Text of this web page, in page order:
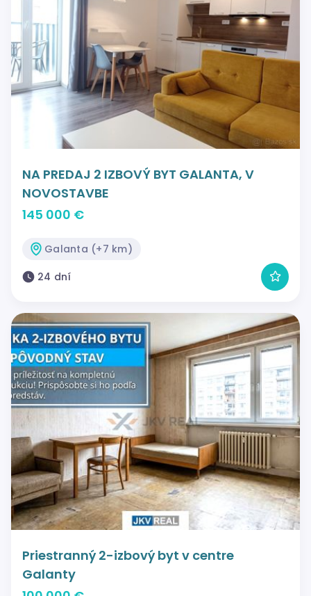
NA PREDAJ 2 IZBOVÝ BYT GALANTA, V
NOVOSTAVBE
145 000 €
Galanta (+7 km)
24 dní
Priestranný 2-izbový byt v centre
Galanty